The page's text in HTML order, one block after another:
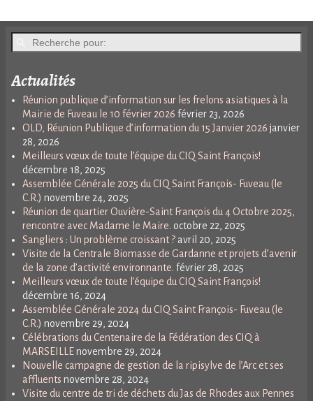
Actualités
Réunion publique d’information sur les frelons asiatiques à la
Mairie de Fuveau le 10 février 2026 février 23, 2026
OLD, Réunion Publique d’information du 15 Janvier 2026 janvier
28, 2026
Meilleurs vœux de toute l’équipe du CIQ Saint François!
décembre 18, 2025
Assemblée Générale 2025 du CIQ Saint François- Fuveau (le
C.R.) novembre 24, 2025
Réunion de quartier Ouvière-Saint François du 4 Octobre 2025,
rencontre avec Madame le Maire. octobre 22, 2025
Sangliers : Un problème croissant ? avril 20, 2025
Visite de la Centrale Biomasse de Gardanne et projets d’avenir
de la zone d’activité environnante. février 28, 2025
Meilleurs vœux de toute l’équipe du CIQ Saint François!
décembre 16, 2024
Assemblée Générale 2024 du CIQ Saint François- Fuveau (le
C.R.) novembre 29, 2024
Célébrations du Centenaire de la Fédération des CIQ à
MARSEILLEnovembre 29, 2024
Nouvelle campagne de gestion de la ripisylve de l’Arc et ses
affluents novembre 28, 2024
Visite du centre de tri de déchets du Jas de Rhodes aux Pennes